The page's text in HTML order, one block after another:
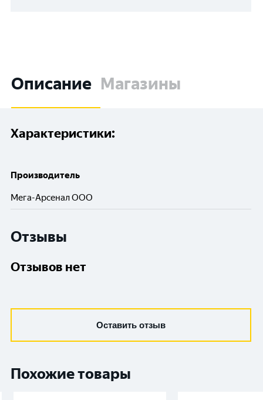
Описание Магазины
Характеристики:
Производитель
Мега-Арсенал ООО
Отзывы
Отзывов нет
Оставить отзыв
Похожие товары